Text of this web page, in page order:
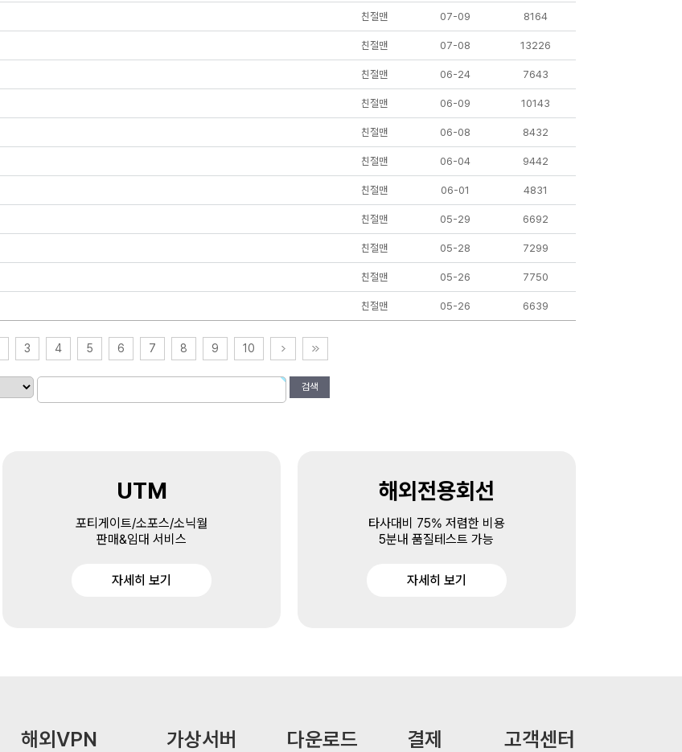
친절맨 07-09 8164
친절맨 07-08 13226
친절맨 06-24 7643
친절맨 06-09 10143
친절맨 06-08 8432
친절맨 06-04 9442
친절맨 06-01 4831
친절맨 05-29 6692
친절맨 05-28 7299
친절맨 05-26 7750
친절맨 05-26 6639
3 4 5 6 7 8 9 10
검색
UTM
포티게이트/소포스/소닉월
판매&임대 서비스
자세히 보기
해외전용회선
타사대비 75% 저렴한 비용
5분내 품질테스트 가능
자세히 보기
해외VPN 가상서버 다운로드 결제 고객센터